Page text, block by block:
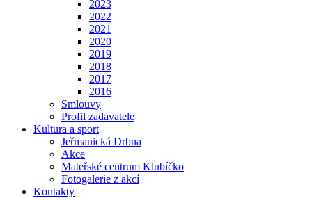
2023
2022
2021
2020
2019
2018
2017
2016
Smlouvy
Profil zadavatele
Kultura a sport
Jeřmanická Drbna
Akce
Mateřské centrum Klubíčko
Fotogalerie z akcí
Kontakty